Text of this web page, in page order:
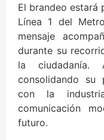
El brandeo estará
Línea 1 del
mensaje
durante su
la ciudadanía.
consolidando su
con la
comunicación
futuro.